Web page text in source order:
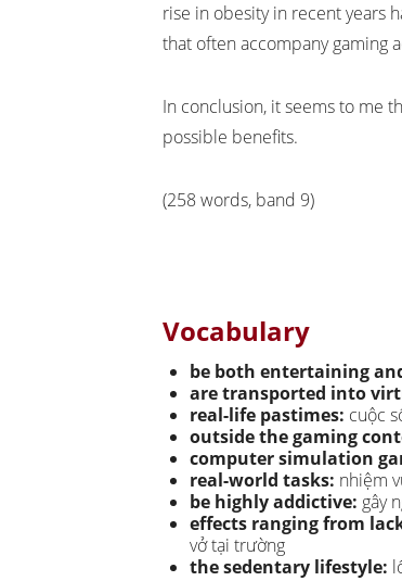
rise in obesity in recent years
that often accompany gaming
In conclusion, it seems to me
possible benefits.
(258 words, band 9)
Vocabulary
be both entertaining
are transported into
real-life pastimes: cuộc
outside the gaming
computer simulation
real-world tasks: nhiệm
be highly addictive: gây
effects ranging from
vở tại trường
the sedentary lifestyle: